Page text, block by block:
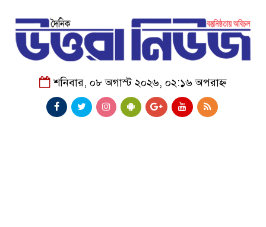
শনিবার, ০৮ অগাস্ট ২০২৬, ০২:১৬ অপরাহ্ন